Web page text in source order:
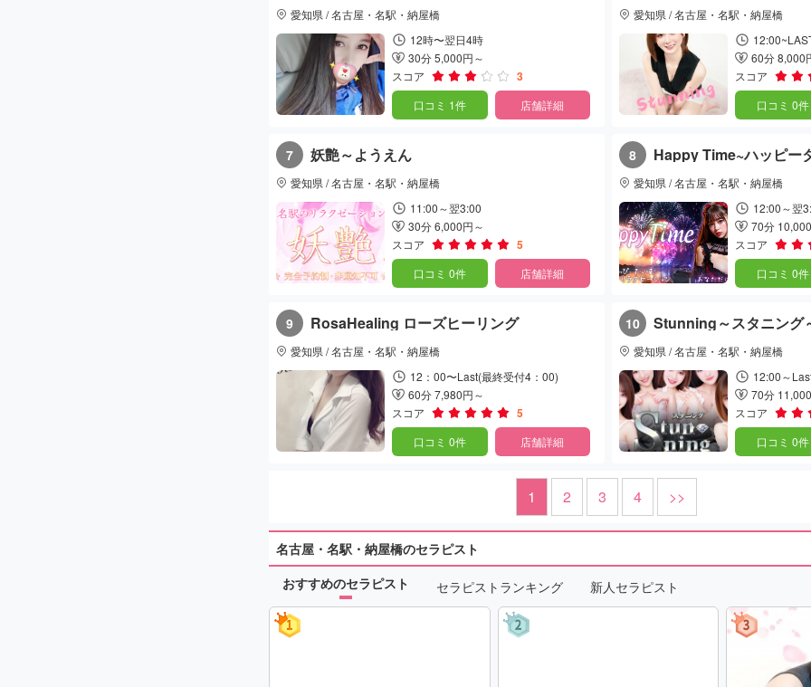
愛知県 / 名古屋・名駅・納屋橋
12時〜翌日4時
30分 5,000円～
スコア
3
口コミ 1件 店舗詳細
愛知県 / 名古屋・名駅・納屋橋
60分 8,000
スコア
口コミ 0件
7 妖艶～ようえん
愛知県 / 名古屋・名駅・納屋橋
11:00～翌3:00
30分 6,000円～
スコア
5
口コミ 0件 店舗詳細
8 Happy Time~ハッピー
愛知県 / 名古屋・名駅・納屋橋
12:00～翌
70分
スコア
口コミ 0件
9 RosaHealing ローズヒーリング
愛知県 / 名古屋・名駅・納屋橋
12：00〜Last(最終受付4：00)
60分 7,980円～
スコア
5
口コミ 0件 店舗詳細
10 Stunning～スタニング
愛知県 / 名古屋・名駅・納屋橋
12:00～
70分
スコア
口コミ 0件
1 2 3 4 >>
名古屋・名駅・納屋橋のセラピスト
おすすめのセラピスト
セラピストランキング 新人セラピスト